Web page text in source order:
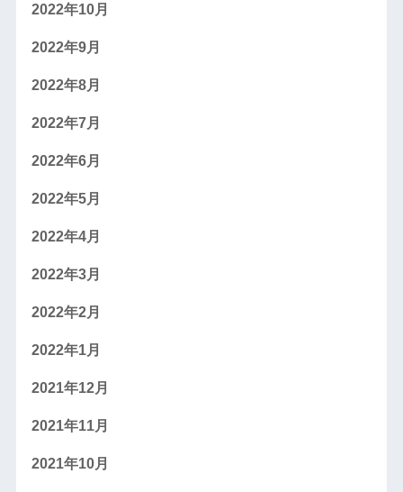
2022年10月
2022年9月
2022年8月
2022年7月
2022年6月
2022年5月
2022年4月
2022年3月
2022年2月
2022年1月
2021年12月
2021年11月
2021年10月